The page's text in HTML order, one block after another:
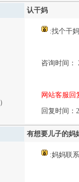
认干妈
）
:找个干
咨询时间：
网站客服回
回复时间：
有想要儿子的妈
:妈妈联